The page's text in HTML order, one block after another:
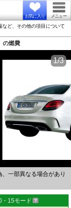
お気に入り メニュー
ど、その他の項目について
の燃費
一部異なる場合があり
1/3
・15モード